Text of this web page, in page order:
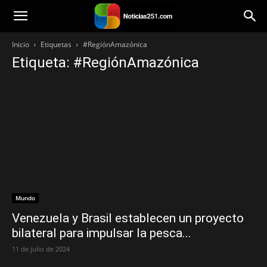
Noticias251
Inicio Etiquetas #RegiónAmazónica
Etiqueta: #RegiónAmazónica
Mundo
Venezuela y Brasil establecen un proyecto
bilateral para impulsar la pesca...
11 de julio de 2024